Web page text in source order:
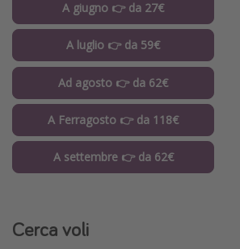
A giugno 👉 da 27€
A luglio 👉 da 59€
Ad agosto 👉 da 62€
A Ferragosto 👉 da 118€
A settembre 👉 da 62€
Cerca voli